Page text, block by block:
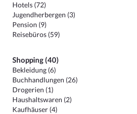
Hotels (72)
Jugendherbergen (3)
Pension (9)
Reisebüros (59)
Shopping (40)
Bekleidung (6)
Buchhandlungen (26)
Drogerien (1)
Haushaltswaren (2)
Kaufhäuser (4)